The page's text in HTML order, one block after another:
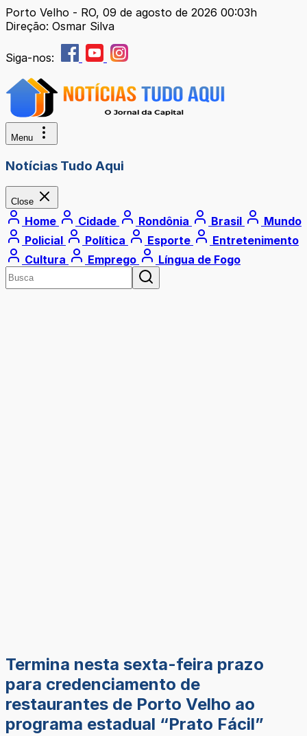
Porto Velho - RO, 09 de agosto de 2026 00:03h
Direção: Osmar Silva
Siga-nos:
Menu
Notícias Tudo Aqui
Close
Home Cidade Rondônia Brasil
Mundo
Policial
Política Esporte
Entretenimento
Cultura
Emprego Língua de Fogo
Termina nesta sexta-feira prazo
para credenciamento de
restaurantes de Porto Velho ao
programa estadual “Prato Fácil”